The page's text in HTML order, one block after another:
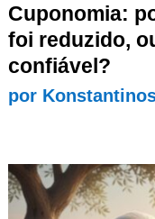
Cuponomia:
foi reduzido,
confiável?
por